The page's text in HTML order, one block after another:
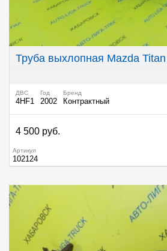
Труба выхлопная Mazda
ДВС
4HF1
Год
2002
Бренд
Контрактный
4 500 руб.
Артикул
102124